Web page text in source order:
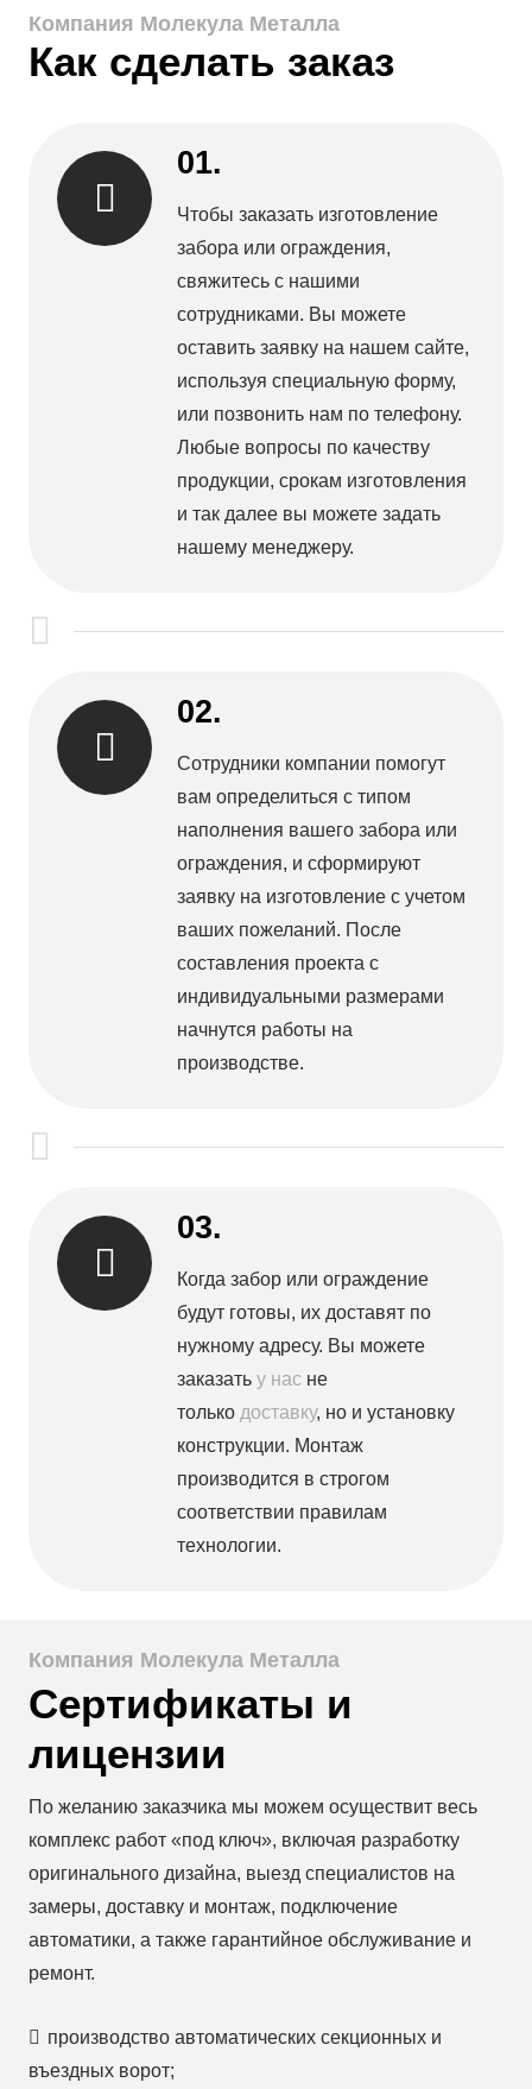
Компания Молекула Металла
Как сделать заказ
01.
Чтобы заказать изготовление
забора или ограждения,
свяжитесь с нашими
сотрудниками. Вы можете
оставить заявку на нашем сайте,
используя специальную форму,
или позвонить нам по телефону.
Любые вопросы по качеству
продукции, срокам изготовления
и так далее вы можете задать
нашему менеджеру.
02.
Сотрудники компании помогут
вам определиться с типом
наполнения вашего забора или
ограждения, и сформируют
заявку на изготовление с учетом
ваших пожеланий. После
составления проекта с
индивидуальными размерами
начнутся работы на
производстве.
03.
Когда забор или ограждение
будут готовы, их доставят по
нужному адресу. Вы можете
заказатьу нас не
только доставку, но и установку
конструкции. Монтаж
производится в строгом
соответствии правилам
технологии.
Компания Молекула Металла
Сертификаты и
лицензии
По желанию заказчика мы можем осуществит весь
комплекс работ «под ключ», включая разработку
оригинального дизайна, выезд специалистов на
замеры, доставку и монтаж, подключение
автоматики, а также гарантийное обслуживание и
ремонт.
производство автоматических секционных и
въездных ворот;